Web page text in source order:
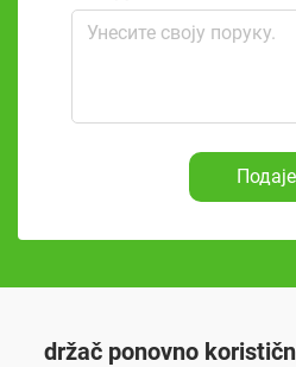
Подаје
držač ponovno